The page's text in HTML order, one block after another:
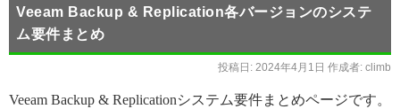
Veeam Backup & Replication各バージョンのシステ
ム要件まとめ
投稿日: 2024年4月1日 作成者: climb
Veeam Backup & Replicationシステム要件まとめページです。